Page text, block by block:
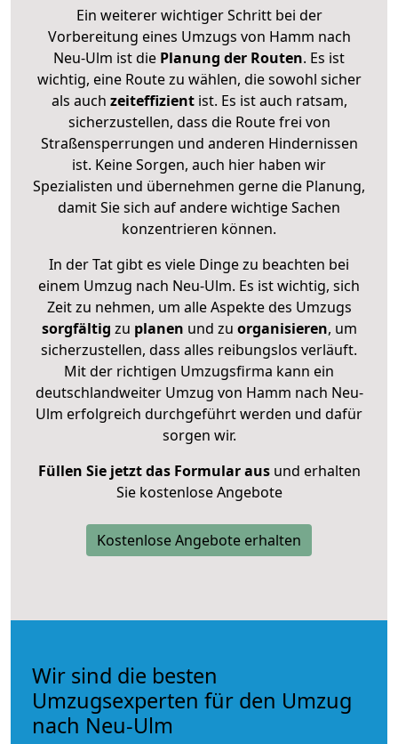
Ein weiterer wichtiger Schritt bei der
Vorbereitung eines Umzugs von Hamm nach
Neu-Ulm ist die Planung der Routen. Es ist
wichtig, eine Route zu wählen, die sowohl sicher
als auch zeiteffizientist. Es ist auch ratsam,
sicherzustellen, dass die Route frei von
Straßensperrungen und anderen Hindernissen
ist. Keine Sorgen, auch hier haben wir
Spezialisten und übernehmen gerne die Planung,
damit Sie sich auf andere wichtige Sachen
konzentrieren können.
In der Tat gibt es viele Dinge zu beachten bei
einem Umzug nach Neu-Ulm. Es ist wichtig, sich
Zeit zu nehmen, um alle Aspekte des Umzugs
sorgfältig zu planen und zu organisieren, um
sicherzustellen, dass alles reibungslos verläuft.
Mit der richtigen Umzugsfirma kann ein
deutschlandweiter Umzug von Hamm nach Neu-
Ulm erfolgreich durchgeführt werden und dafür
sorgen wir.
Füllen Sie jetzt das Formular ausund erhalten
Sie kostenlose Angebote
Kostenlose Angebote erhalten
Wir sind die besten
Umzugsexperten für den Umzug
nach Neu-Ulm